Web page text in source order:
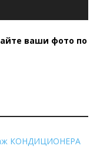
ваши фото по
КОНДИЦИОНЕРА